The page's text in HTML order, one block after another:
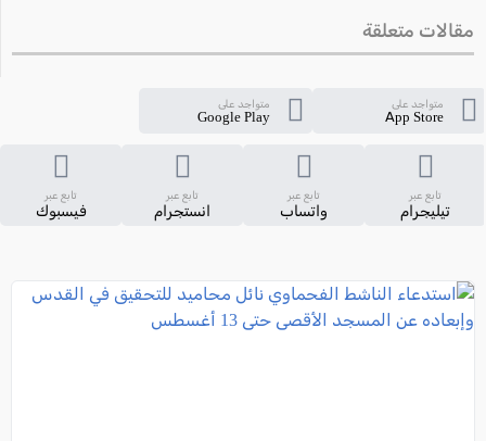
مقالات متعلقة
متواجد على
App Store
متواجد على
Google Play
تابع عبر
تيليجرام
تابع عبر
واتساب
تابع عبر
انستجرام
تابع عبر
فيسبوك